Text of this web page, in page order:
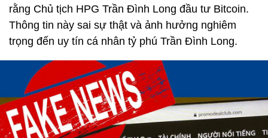
rằng Chủ tịch HPG Trần Đình Long đầu tư Bitcoin.
Thông tin này sai sự thật và ảnh hưởng nghiêm
trọng đến uy tín cá nhân tỷ phú Trần Đình Long.